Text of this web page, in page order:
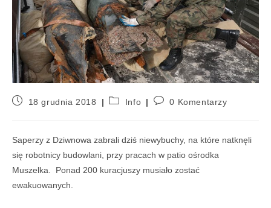
18 grudnia 2018 Info 0 Komentarzy
Saperzy z Dziwnowa zabrali dziś niewybuchy, na które natknęli
się robotnicy budowlani, przy pracach w patio ośrodka
Muszelka. Ponad 200 kuracjuszy musiało zostać
ewakuowanych.